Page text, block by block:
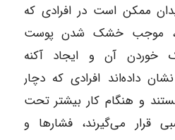
ممکن است در افرادی که
موجب خشک شدن پوست
آن و ایجاد آکنه
داده‌اند افرادی که دچار
و هنگام کار بیشتر تحت
قرار می‌گیرند، فشارها و